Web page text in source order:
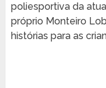
poliesportiva da
próprio Monteiro
histórias para as